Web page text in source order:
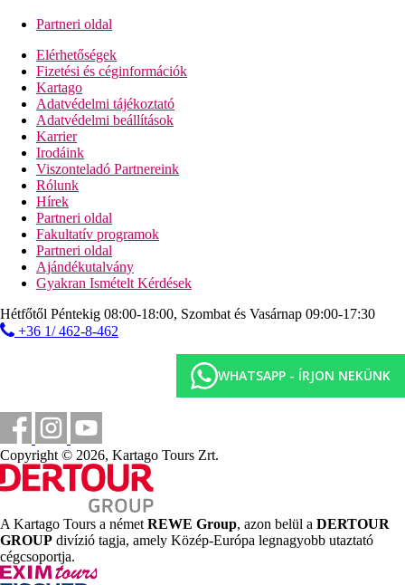
Partneri oldal
Elérhetőségek
Fizetési és céginformációk
Kartago
Adatvédelmi tájékoztató
Adatvédelmi beállítások
Karrier
Irodáink
Viszonteladó Partnereink
Rólunk
Hírek
Partneri oldal
Fakultatív programok
Partneri oldal
Ajándékutalvány
Gyakran Ismételt Kérdések
Hétfőtől Péntekig 08:00-18:00, Szombat és Vasárnap 09:00-17:30
+36 1/ 462-8-462
WHATSAPP - ÍRJON NEKÜNK
Copyright © 2026, Kartago Tours Zrt.
A Kartago Tours a német REWE Group, azon belül a DERTOUR
GROUP divízió tagja, amely Közép-Európa legnagyobb utaztató
cégcsoportja.